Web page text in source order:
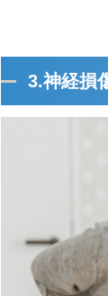
3.神経損